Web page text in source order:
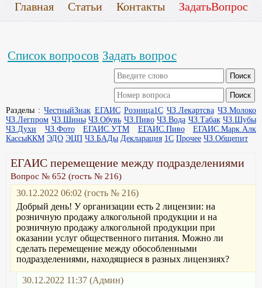
Главная Статьи Контакты ЗадатьВопрос
Список вопросов Задать вопрос
Разделы :ЧестныйЗнак ЕГАИС Розница1С ЧЗ.Лекартсва ЧЗ.Молоко
ЧЗ.Легпром ЧЗ.Шины ЧЗ.Обувь ЧЗ.Пиво ЧЗ.Вода ЧЗ.Табак ЧЗ.Шубы
ЧЗ.Духи
ЧЗ.Фото ЕГАИС.УТМ ЕГАИС.Пиво
ЕГАИС.Марк.Алк
КассыККМ ЭДО ЭЦП ЧЗ.БАДы Декларация 1С Прочее ЧЗ.Общепит
ЕГАИС перемещение между подразделениями
Вопрос № 652 (гость № 216)
30.12.2022 06:02 (гость № 216)
Добрый день! У организации есть 2 лицензии: на
розничную продажу алкогольной продукции и на
розничную продажу алкогольной продукции при
оказании услуг общественного питания. Можно ли
сделать перемещение между обособленными
подразделениями, находящиеся в разных лицензиях?
30.12.2022 11:37 (Админ)